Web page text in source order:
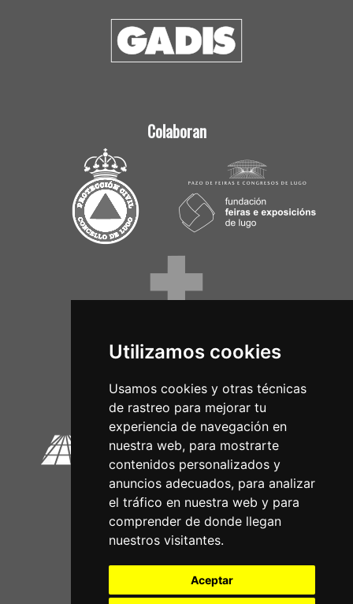
Utilizamos cookies
Usamos cookies y otras técnicas
de rastreo para mejorar tu
experiencia de navegación en
nuestra web, para mostrarte
contenidos personalizados y
anuncios adecuados, para analizar
el tráfico en nuestra web y para
comprender de donde llegan
nuestros visitantes.
Aceptar
Colaboran
Circuitos Oficiais